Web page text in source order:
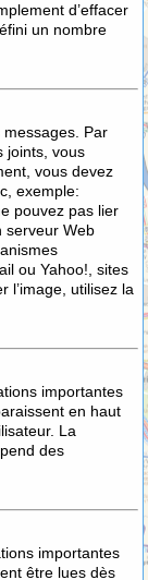
d’effacer
un nombre
Par
joints, vous
vous devez
exemple:
pouvez pas lier
serveur Web
ou Yahoo!, sites
l’image, utilisez la
importantes
en haut
La
des
importantes
être lues dès